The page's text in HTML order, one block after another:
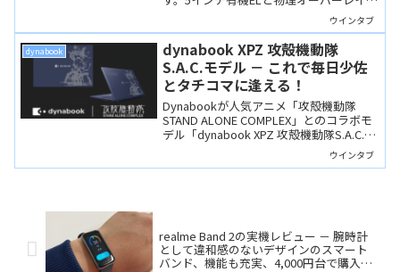
ベクターディスプレイ体験を再現し、外
部映像出力やUSB Type-C給電など、現代
の技術もしっかり盛り込まれています。
ウインタブ
dynabook
dynabook XPZ 攻殻機動隊
S.A.C.モデル － これで毎日少佐
とタチコマに逢える！
Dynabookが人気アニメ「攻殻機動隊
STAND ALONE COMPLEX」とのコラボモ
デル「dynabook XPZ 攻殻機動隊S.A.C.モ
デル」の発売を予告しました。原作ファ
ンに刺さること間違いなし、だと思いま
ウインタブ
realme Band 2の実機レビュー － 腕時計
として違和感のないデザインのスマート
バンド、機能も充実、4,000円台で購入で